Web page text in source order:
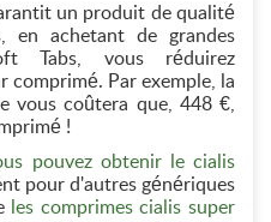
un produit de qualité
en achetant de grandes
Tabs, vous réduirez
Par exemple, la
vous coûtera que, 448 €,
!
pouvez obtenir le cialis
pour d'autres génériques
les comprimes cialis super